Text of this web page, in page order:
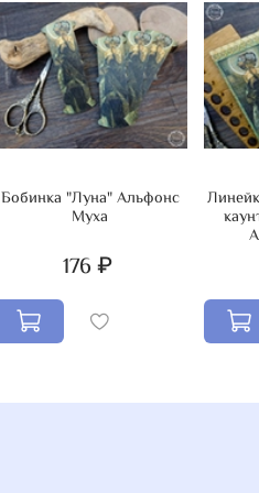
Бобинка "Луна" Альфонс
Муха
176 ₽